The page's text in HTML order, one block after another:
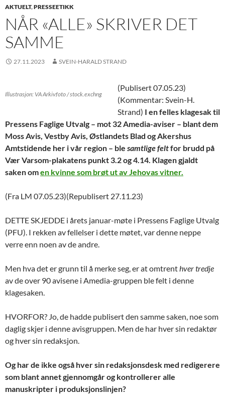
AKTUELT,PRESSEETIKK
NÅR «ALLE» SKRIVER DET
SAMME
27.11.2023 SVEIN-HARALD STRAND
Illustrasjon: VA Arkivfoto / stock.exchng
(Publisert 07.05.23)
(Kommentar: Svein-H.
Strand) I en felles klagesak til
Pressens Faglige Utvalg – mot 32 Amedia-aviser – blant dem
Moss Avis, Vestby Avis, Østlandets Blad og Akershus
Amtstidende her i vår region – ble samtlige feltfor brudd på
Vær Varsom-plakatens punkt 3.2 og 4.14. Klagen gjaldt
saken omen kvinne som brøt ut av Jehovas vitner.
(Fra LM 07.05.23)(Republisert 27.11.23)
DETTE SKJEDDE i årets januar-møte i Pressens Faglige Utvalg
(PFU). I rekken av fellelser i dette møtet, var denne neppe
verre enn noen av de andre.
Men hva det er grunn til å merke seg, er at omtrenthver tredje
av de over 90 avisene i Amedia-gruppen ble felt i denne
klagesaken.
HVORFOR? Jo, de hadde publisert den samme saken, noe som
daglig skjer i denne avisgruppen. Men de har hver sin redaktør
og hver sin redaksjon.
Og har de ikke også hver sin redaksjonsdesk med redigerere
som blant annet gjennomgår og kontrollerer alle
manuskripter i produksjonslinjen?